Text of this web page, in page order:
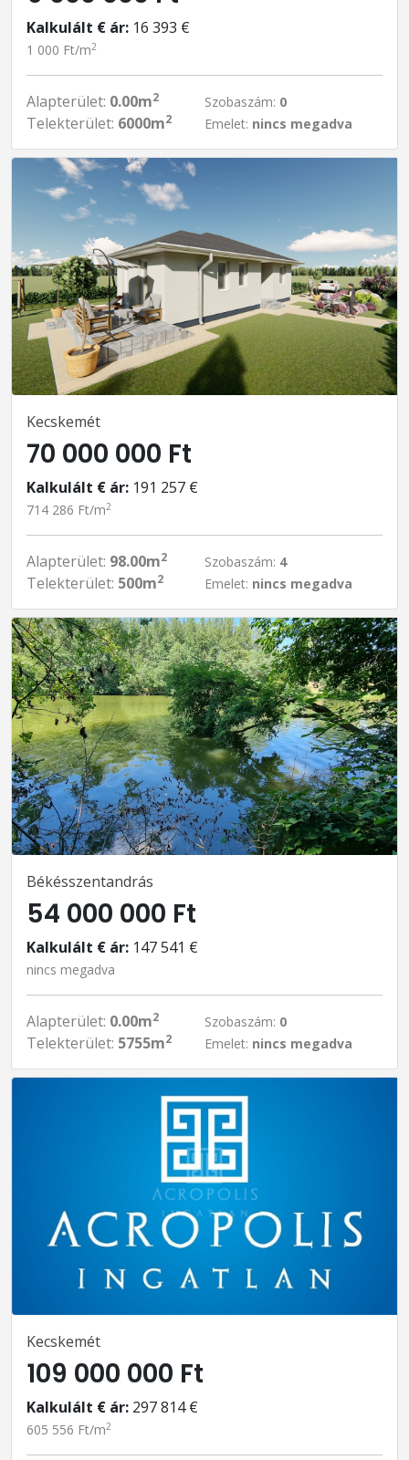
Kalkulált € ár: 16 393 €
1 000 Ft/m2
Alapterület: 0.00m2
Telekterület: 6000m2
Szobaszám: 0
Emelet: nincs megadva
Kecskemét
70 000 000 Ft
Kalkulált € ár: 191 257 €
714 286 Ft/m2
Alapterület: 98.00m2
Telekterület: 500m2
Szobaszám: 4
Emelet: nincs megadva
Békésszentandrás
54 000 000 Ft
Kalkulált € ár: 147 541 €
nincs megadva
Alapterület: 0.00m2
Telekterület: 5755m2
Szobaszám: 0
Emelet: nincs megadva
Kecskemét
109 000 000 Ft
Kalkulált € ár: 297 814 €
605 556 Ft/m2